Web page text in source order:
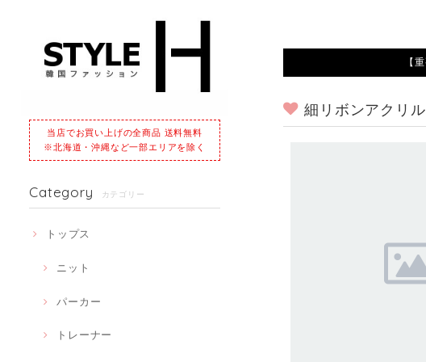
当店でお買い上げの全商品 送料無料
※北海道・沖縄など一部エリアを除く
Category カテゴリー
トップス
ニット
パーカー
トレーナー
【
細リボンアクリ